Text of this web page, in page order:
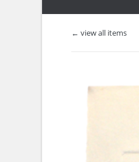
← view all items